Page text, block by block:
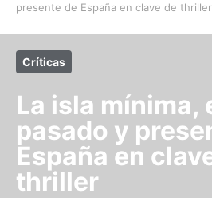
presente de España en clave de thriller
Críticas
La isla mínima,
pasado y
España en
thriller